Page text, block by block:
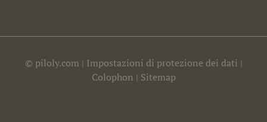
© piloly.com | Impostazioni di protezione dei dati |
Colophon | Sitemap